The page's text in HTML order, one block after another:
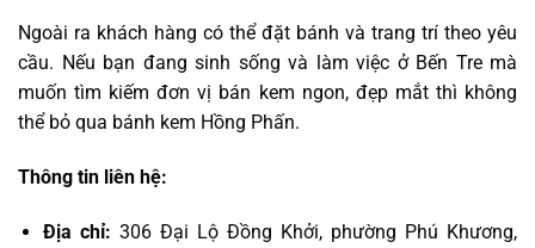
Ngoài ra khách hàng có thể đặt bánh và trang trí theo yêu
cầu. Nếu bạn đang sinh sống và làm việc ở Bến Tre mà
muốn tìm kiếm đơn vị bán kem ngon, đẹp mắt thì không
thể bỏ qua bánh kem Hồng Phấn.
Thông tin liên hệ:
Địa chỉ: 306 Đại Lộ Đồng Khởi, phường Phú Khương,